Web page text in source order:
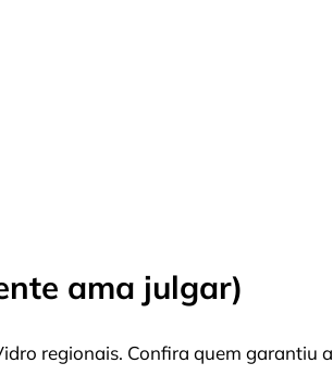
ama julgar)
regionais. Confira quem garantiu a